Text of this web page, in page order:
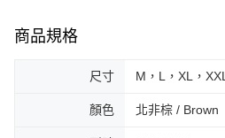
商品規格
尺寸 M，L，XL，XXL
顏色 北非棕 / Brown